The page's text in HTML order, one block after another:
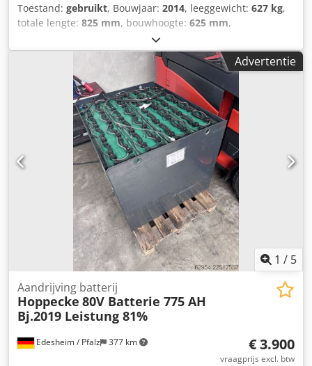
Toestand: gebruikt, Bouwjaar: 2014, leeggewicht: 627 kg,
totale lengte: 825 mm, bouwhoogte: 625 mm,
, Aandrijfbatterij Batterijspanning:
24V Dcjdpoztg Hzsfx Aphok Batterijcapaciteit: 625Ah
Batterijfabrikant: Midac Batterijtype: PzS Bouwjaar batterij:
2014 Conditie batterij: 60 - 80% Beschrijving: Capaciteit
65%. De prijs is inclusief de inname van een oude batterij.
Neem gerust contact met ons op als u verdere vragen
heeft. Naast dit model hebben we nog ongeveer 150
andere heftrucks op voorraad. Bekijk ons aanbod op onze
website: fleischmann-foerdertechnik. Wij kunnen u graag
een offerte aanbieden voor leasing en financiering, evenals
voor levering onder gunstige voorwaarden. Inruil van
Linde-apparatuur is ook mogelijk, zelfs als u geen apparaat
bij ons afneemt. De vermelde bedrijfsuren zijn afgelezen
op de datum van de advertentie. Onder voorbehoud van
tussentijdse verkoop, wijzigingen en vergissingen.
Advertentie
1 / 5
Edesheim / Pfalz 377 km
Aandrijving batterij
Hoppecke 80V Batterie 775 AH
Bj.2019 Leistung 81%
€ 3.900
vraagprijs excl. btw